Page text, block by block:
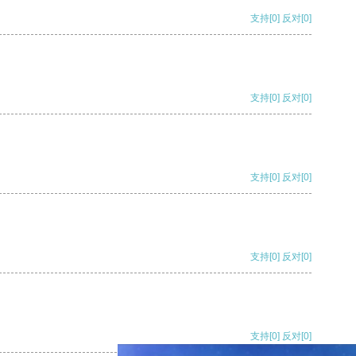
支持[0] 反对[0]
支持[0] 反对[0]
支持[0] 反对[0]
支持[0] 反对[0]
支持[0] 反对[0]